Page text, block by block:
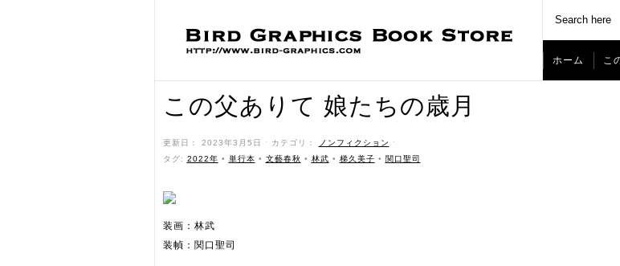
ホーム こ
この父ありて 娘たちの歳月
更新日： 2023年3月5日 ˑ カテゴリ： ノンフィクション
ˑ
タグ: 2022年 • 単行本 • 文藝春秋 • 林武 • 梯久美子 • 関口聖司
装画：林武
装幀：関口聖司